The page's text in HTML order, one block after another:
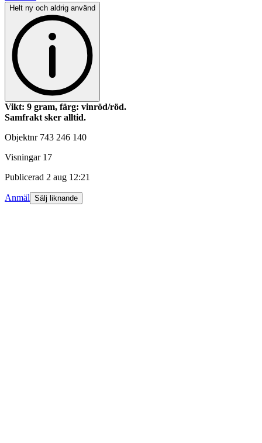
Helt ny och aldrig använd
Vikt: 9 gram, färg: vinröd/röd.
Samfrakt sker alltid.
Objektnr 743 246 140
Visningar 17
Publicerad 2 aug 12:21
Anmäl Sälj liknande